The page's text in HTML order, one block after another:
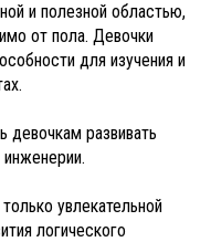
и полезной областью,
от пола. Девочки
для изучения и
девочкам развивать
инженерии.
увлекательной
логического